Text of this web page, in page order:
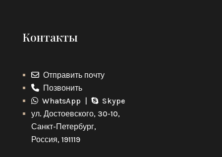
Контакты
Отправить почту
Позвонить
WhatsApp |
Skype
ул. Достоевского, 30-10,
Санкт-Петербург,
Россия, 191119